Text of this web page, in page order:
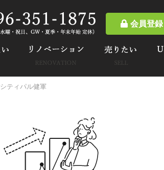
会員登録
シティパル健軍